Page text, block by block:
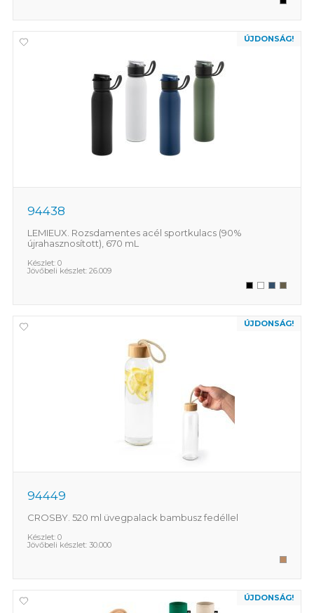
ÚJDONSÁG!
94438
LEMIEUX. Rozsdamentes acél sportkulacs (90%
újrahasznosított), 670 mL
Készlet: 0
Jövőbeli készlet: 26.009
ÚJDONSÁG!
94449
CROSBY. 520 ml üvegpalack bambusz fedéllel
Készlet: 0
Jövőbeli készlet: 30.000
ÚJDONSÁG!